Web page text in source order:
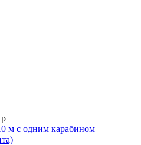
м с одним карабином